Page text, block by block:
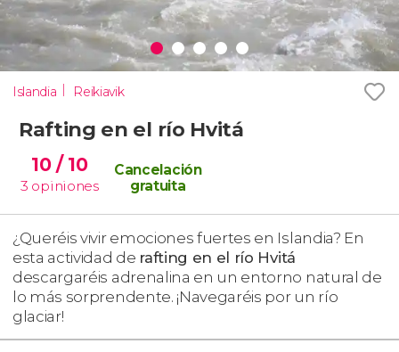
Islandia Reikiavik
Rafting en el río Hvitá
10 / 10
3 opiniones
Cancelación
gratuita
¿Queréis vivir emociones fuertes en Islandia? En
esta actividad de rafting en el río Hvitá
descargaréis adrenalina en un entorno natural de
lo más sorprendente. ¡Navegaréis por un río
glaciar!